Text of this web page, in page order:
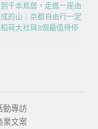
千本鳥居，走進一座由
的山｜京都自由行一定
荷大社與8個最值得停
動專訪
業文案